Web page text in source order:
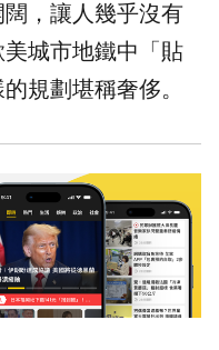
，讓人幾乎沒有
城市地鐵中「貼
規劃堪稱奢侈。